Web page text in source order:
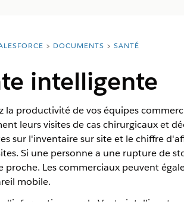
ici : DOCUMENTS SANTÉ
intelligente
la productivité de vos équipes
leurs visites de cas chirurgicaux et
sur l'inventaire sur site et le chiffre
Si une personne a une rupture de
proche. Les commerciaux peuvent
mobile.
d'informations sur la Vente intelligente,